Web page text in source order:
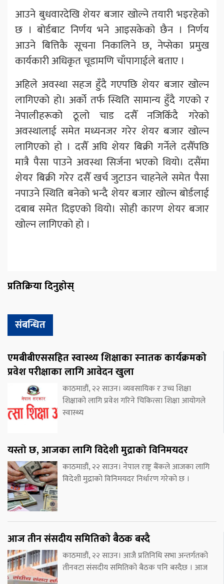
आउने बुधवारदेखि शेयर बजार खोल्ने तयारी भइरहेको
छ । बोर्डबाट निर्णय भने आइसकेको छैन । निर्णय
आउने बित्तिकै सूचना निकालिने छ, नेप्सेका प्रमुख
कार्यकारी अधिकृत चूडामणि चाँपागाईले बताए ।
अहिले अवस्था सहज हुँदै गएपछि शेयर बजार खोल्न
लागिएको हो। अर्को तर्फ स्थिति सामान्य हुँदै गएको र
नेपालीहरूको ठूलो चाड दसैँ नजिकिँदै गरेको
अवस्थालाई समेत मध्यनजर गरेर शेयर बजार खोल्न
लागिएको हो । दसैँ अघि शेयर बिक्री गर्नेले दसैँपछि
मात्रै पैसा पाउने अवस्था सिर्जना भएको थियो। दसैंमा
शेयर बिक्री गरेर दसैँ खर्च जुटाउन चाहनेले समेत पैसा
नपाउने स्थिति बनेको भन्दै शेयर बजार खोल्न बोर्डलाई
दबाब समेत दिइएको थियो। सोही कारण शेयर बजार
खोल्न लागिएको हो ।
प्रतिक्रिया दिनुहोस्
संबन्धित
एमबीबीएससहित स्वास्थ्य शिक्षाका स्नातक कार्यक्रमको
प्रवेश परीक्षाका लागि आवेदन खुला
काठमाडौं, २२ साउन। व्यवसायिक र उच्च शिक्षा
शिक्षाको लागि प्रवेश गरिने चिकित्सा शिक्षा आयोगले
स्वास्थ्य
यस्तो छ, आजका लागि विदेशी मुद्राको विनिमयदर
काठमाडौं, २२ साउन। नेपाल राष्ट्र बैंकले आजका लागि
विदेशी मुद्राको विनिमयदर निर्धारण गरेको छ ।
आज तीन संसदीय समितिको बैठक बस्दै
काठमाडौं, २२ साउन। आजै प्रतिनिधि सभा अन्तर्गतको
तीनवटा संसदीय समितिको बैठक पनि बस्दैछ । आज